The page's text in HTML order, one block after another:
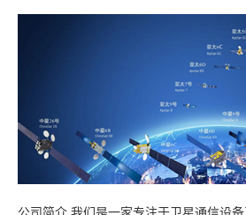
公司简介 我们是一家专注于卫星通信设